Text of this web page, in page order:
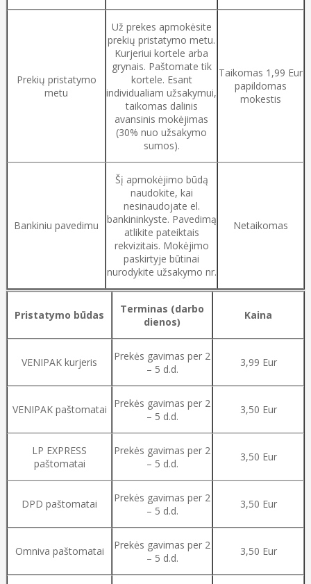
Prekių pristatymo
metu
Už prekes apmokėsite
prekių pristatymo metu.
Kurjeriui kortele arba
grynais. Paštomate tik
kortele. Esant
individualiam užsakymui,
taikomas dalinis
avansinis mokėjimas
(30% nuo užsakymo
sumos).
Taikomas 1,99 Eur
papildomas
mokestis
Bankiniu pavedimu
Šį apmokėjimo būdą
naudokite, kai
nesinaudojate el.
bankininkyste. Pavedimą
atlikite pateiktais
rekvizitais. Mokėjimo
paskirtyje būtinai
nurodykite užsakymo nr.
Netaikomas
Pristatymo būdas
Terminas (darbo
dienos)
Kaina
VENIPAK kurjeris
Prekės gavimas per 2
– 5 d.d.
3,99 Eur
VENIPAK paštomatai
Prekės gavimas per 2
– 5 d.d.
3,50 Eur
LP EXPRESS
paštomatai
Prekės gavimas per 2
– 5 d.d.
3,50 Eur
DPD paštomatai
Prekės gavimas per 2
– 5 d.d.
3,50 Eur
Omniva paštomatai
Prekės gavimas per 2
– 5 d.d.
3,50 Eur